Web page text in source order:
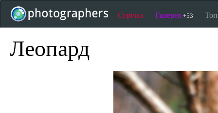
Стрічка Галерея +53
Леопард